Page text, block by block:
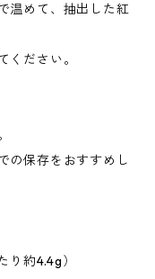
温めて、抽出した紅
ください。
の保存をおすすめし
り約4.4g）